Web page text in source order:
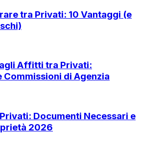
tra Privati: 10 Vantaggi (e
Affitti tra Privati:
Commissioni di Agenzia
Documenti Necessari e
2026